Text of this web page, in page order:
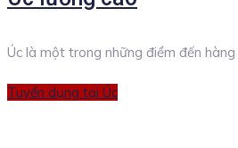
Úc là một trong những điểm đến
Categories
Tuyển dụng tại Úc